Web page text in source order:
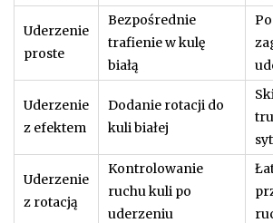
Uderzenie
proste
Bezpośrednie
trafienie w kulę
białą
Uderzenie
z efektem
Dodanie rotacji do
kuli białej
Uderzenie
z rotacją
Kontrolowanie
ruchu kuli po
uderzeniu